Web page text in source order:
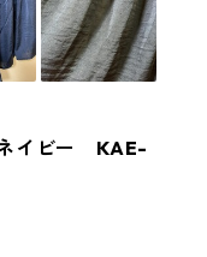
イビー KAE-